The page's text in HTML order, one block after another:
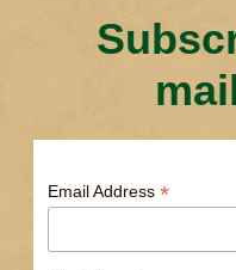
Email Address *